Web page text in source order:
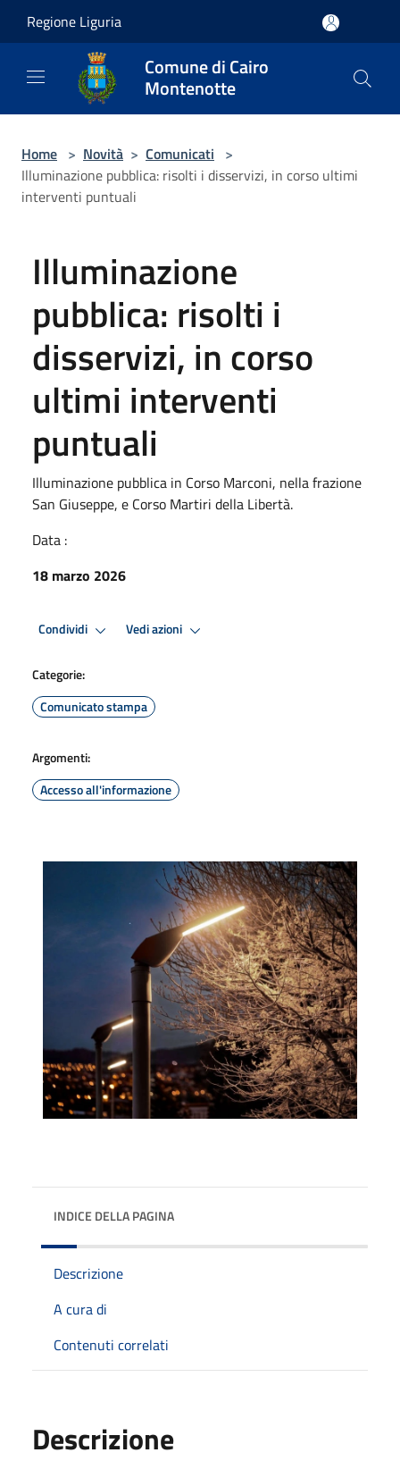
Regione Liguria
Comune di Cairo
Montenotte
Home > Novità > Comunicati >
Illuminazione pubblica: risolti i disservizi, in corso ultimi
interventi puntuali
Illuminazione
pubblica: risolti i
disservizi, in corso
ultimi interventi
puntuali
Illuminazione pubblica in Corso Marconi, nella frazione
San Giuseppe, e Corso Martiri della Libertà.
Data :
18 marzo 2026
Condividi Vedi azioni
Categorie:
Comunicato stampa
Argomenti:
Accesso all'informazione
INDICE DELLA PAGINA
Descrizione
A cura di
Contenuti correlati
Descrizione